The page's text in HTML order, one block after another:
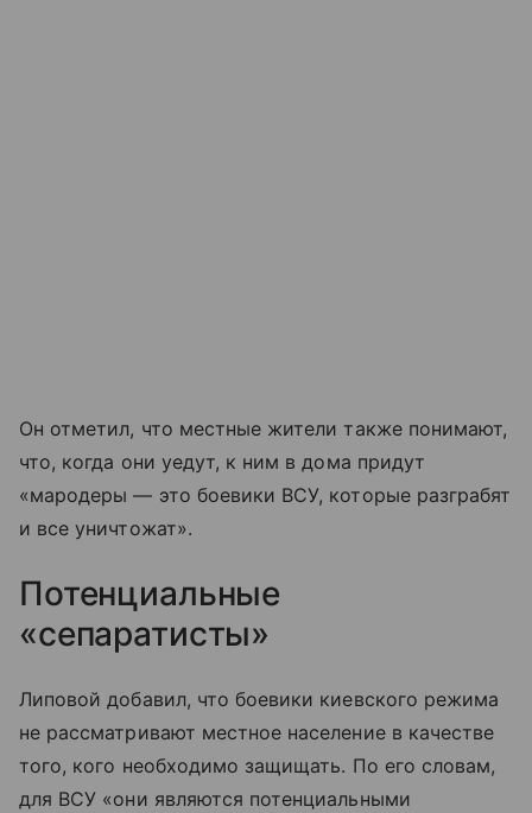
Он отметил, что местные жители также понимают,
что, когда они уедут, к ним в дома придут
«мародеры — это боевики ВСУ, которые разграбят
и все уничтожат».
Потенциальные
«сепаратисты»
Липовой добавил, что боевики киевского режима
не рассматривают местное население в качестве
того, кого необходимо защищать. По его словам,
для ВСУ «они являются потенциальными